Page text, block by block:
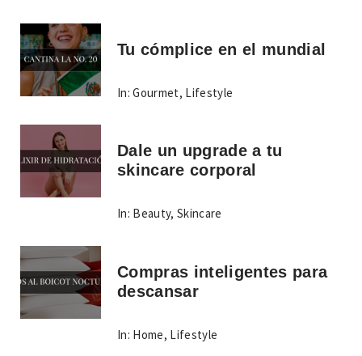
Tu cómplice en el mundial
In: Gourmet, Lifestyle
Dale un upgrade a tu
skincare corporal
In: Beauty,Skincare
Compras inteligentes para
descansar
In: Home, Lifestyle